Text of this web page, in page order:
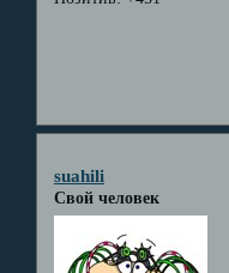
suahili
Свой человек